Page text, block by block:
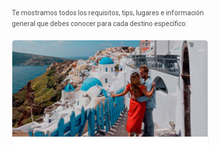
Te mostramos todos los requisitos, tips, lugares e información
general que debes conocer para cada destino específico: